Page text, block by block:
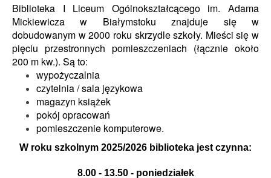
Biblioteka I Liceum Ogólnokształcącego im. Adama
Mickiewicza w Białymstoku znajduje się w
dobudowanym w 2000 roku skrzydle szkoły. Mieści się w
pięciu przestronnych pomieszczeniach (łącznie około
200 m kw.). Są to:
wypożyczalnia
czytelnia / sala językowa
magazyn książek
pokój opracowań
pomieszczenie komputerowe.
W roku szkolnym 2025/2026 biblioteka jest czynna:
8.00 - 13.50 -poniedziałek